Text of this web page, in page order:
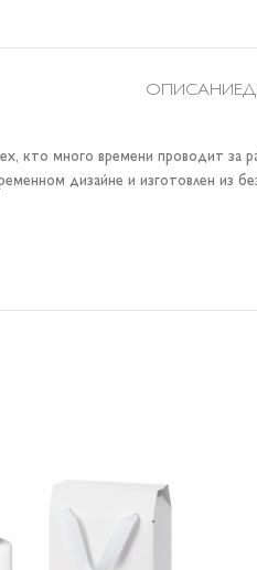
ОПИСАНИЕ
кто много времени проводит
дизайне и изготовлен из